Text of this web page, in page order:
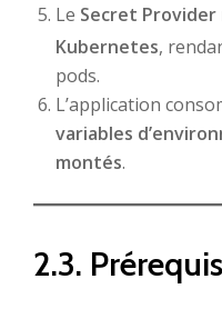
Le Secret
Kubernetes,
pods.
L’application
variables
montés.
2.3.